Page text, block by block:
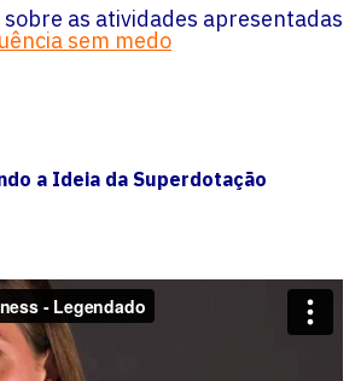
sobre as atividades apresentadas
sem medo
a Ideia da Superdotação